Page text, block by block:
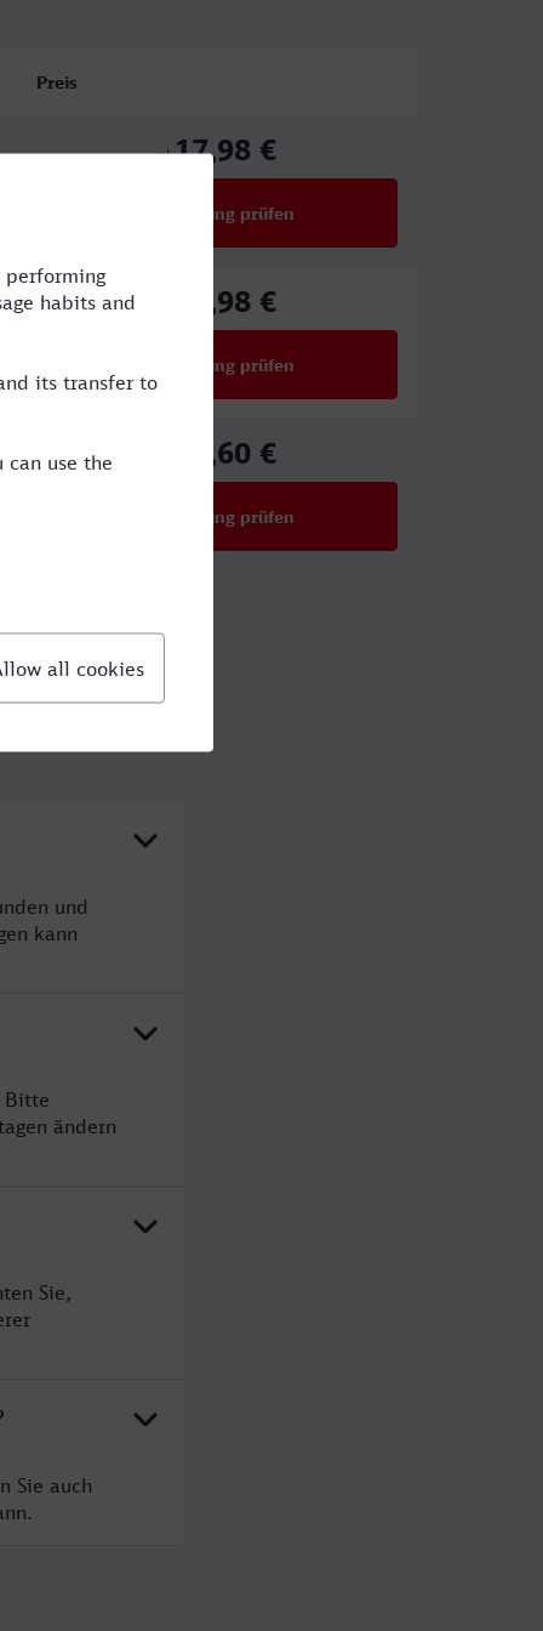
Preis
ab17,98 €
Verbindung prüfen
17,98 €
Verbindung prüfen
44,60 €
Verbindung prüfen
und
kann
Bitte
ändern
Sie,
Sie auch